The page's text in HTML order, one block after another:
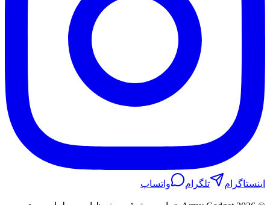
اینستاگرام تلگرام واتساپ